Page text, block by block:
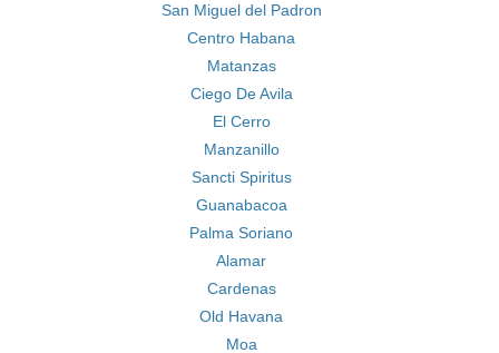
San Miguel del Padron
Centro Habana
Matanzas
Ciego De Avila
El Cerro
Manzanillo
Sancti Spiritus
Guanabacoa
Palma Soriano
Alamar
Cardenas
Old Havana
Moa